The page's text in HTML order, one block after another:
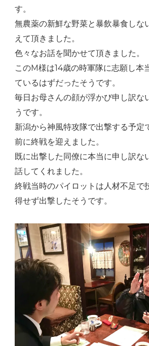
す。
無農薬の新鮮な野菜と暴飲暴食しな
えて頂きました。
色々なお話を聞かせて頂きました。
このM様は14歳の時軍隊に志願し本
ているはずだったそうです。
毎日お母さんの顔が浮かび申し訳な
うです。
新潟から神風特攻隊で出撃する予定
前に終戦を迎えました。
既に出撃した同僚に本当に申し訳な
話してくれました。
終戦当時のパイロットは人材不足で
得せず出撃したそうです。